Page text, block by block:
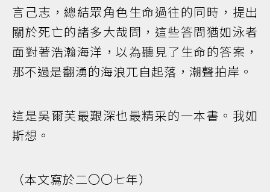
言己志，總結眾角色生命過往的同時，提出
關於死亡的諸多大哉問，這些答問猶如泳者
面對著浩瀚海洋，以為聽見了生命的答案，
那不過是翻湧的海浪兀自起落，潮聲拍岸。
這是吳爾芙最艱深也最精采的一本書。我如
斯想。
（本文寫於二〇〇七年）